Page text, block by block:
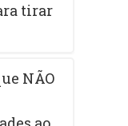
tirar
NÃO